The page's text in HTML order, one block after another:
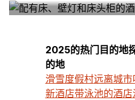
2025的热门目的地
的地
滑雪度假村远离城市
新酒店带泳池的酒店